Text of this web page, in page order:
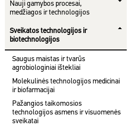
Nauji gamybos procesai,
medžiagos ir technologijos
Sveikatos technologijos ir
biotechnologijos
Saugus maistas ir tvarūs
agrobiologiniai ištekliai
Molekulinės technologijos medicinai
ir biofarmacijai
Pažangios taikomosios
technologijos asmens ir visuomenės
sveikatai